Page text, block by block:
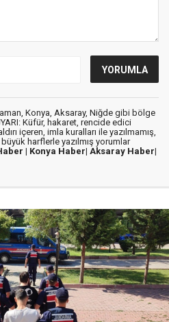
Konya, Aksaray, Niğde gibi bölge
Küfür, hakaret, rencide edici
içeren, imla kuralları ile yazılmamış,
harflerle yazılmış yorumlar
| Konya Haber| Aksaray Haber|